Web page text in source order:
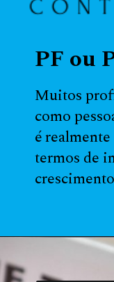
PF ou
Muitos
como
é
termos de